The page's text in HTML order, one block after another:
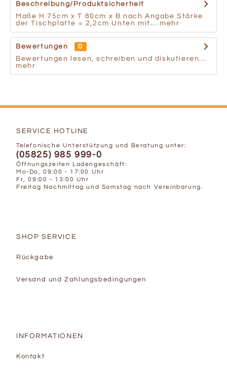
Beschreibung/Produktsicherheit
Maße H 75cm x T 80cm x B nach Angabe Stärke
der Tischplatte = 2,2cm Unten mit... mehr
Bewertungen
0
Bewertungen lesen, schreiben und diskutieren...
mehr
SERVICE HOTLINE
Telefonische Unterstützung und Beratung unter:
(05825) 985 999-0
Öffnungszeiten Ladengeschäft:
Mo-Do, 09:00 - 17:00 Uhr
Fr, 09:00 - 13:00 Uhr
Freitag Nachmittag und Samstag nach Vereinbarung.
SHOP SERVICE
Rückgabe
Versand und Zahlungsbedingungen
INFORMATIONEN
Kontakt